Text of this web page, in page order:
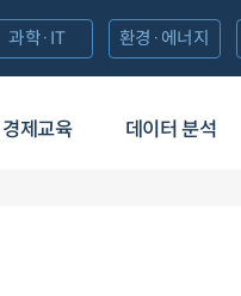
경제교육 데이터 분석
과학·IT 환경·에너지